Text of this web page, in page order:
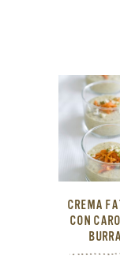
CREMA
CON